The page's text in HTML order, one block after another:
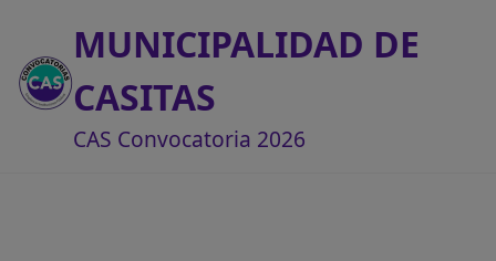
MUNICIPALIDAD DE
CASITAS
CAS Convocatoria 2026